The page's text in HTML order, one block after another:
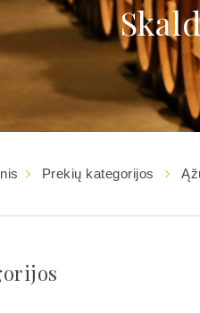
Prekių kategorijos